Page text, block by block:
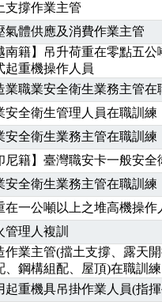
04/28 【進修課程】要怎麼進修
01/21「高壓氣體製造安全主任
驗01/15 【線上課程】碳中和核心
支撐作業主管
氣體供應及消費作業主管
南籍】吊升荷重在零點五
起重機操作人員
業職業安全衛生業務主管在
安全衛生管理人員在職訓練
安全衛生業務主管在職訓練
尼籍】臺灣職安卡一般安
安全衛生業務主管在職訓練
在一公噸以上之堆高機操作
管理人複訓
作業主管(擋土支撐、露天
、鋼構組配、屋頂)在職訓練
起重機具吊掛作業人員(指